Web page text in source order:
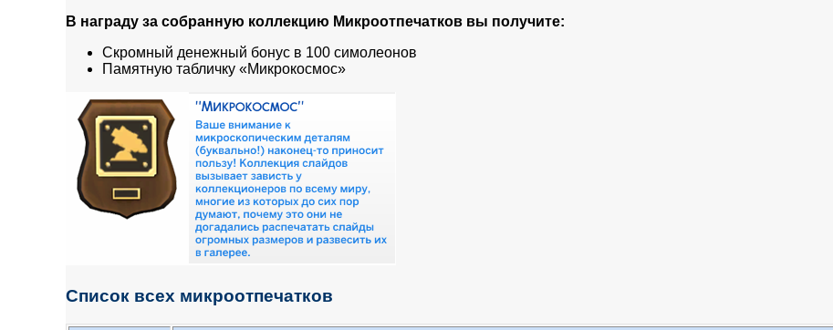
В награду за собранную коллекцию Микроотпечатков вы получите:
Скромный денежный бонус в 100 симолеонов
Памятную табличку «Микрокосмос»
Список всех микроотпечатков